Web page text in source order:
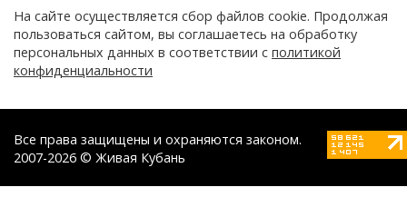
На сайте осуществляется сбор файлов cookie. Продолжая
пользоваться сайтом, вы соглашаетесь на обработку
персональных данных в соответствии с политикой
конфиденциальности
Все права защищены и охраняются законом.
2007-2026 © Живая Кубань